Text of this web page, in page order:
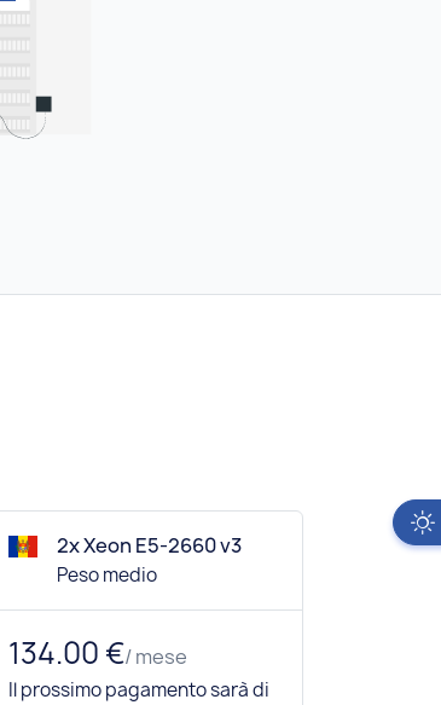
2x Xeon E5-2660 v3
Peso medio
134.00 €/ mese
Il prossimo pagamento sarà di